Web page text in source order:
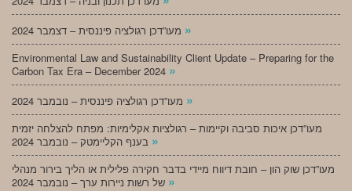
»
Environmental Law and Sustainability Client Update – Preparing for the
Carbon Tax Era – December 2024 »
»
מעו”דכן איכות סביבה וקיימות – רגולציות אקלימיות: מפתח להצלחה יזמית
»
מעו”דכן שוק הון – חובת דיווח מיידי בדבר חקירה פלילית או הליך בירור מנהלי
»